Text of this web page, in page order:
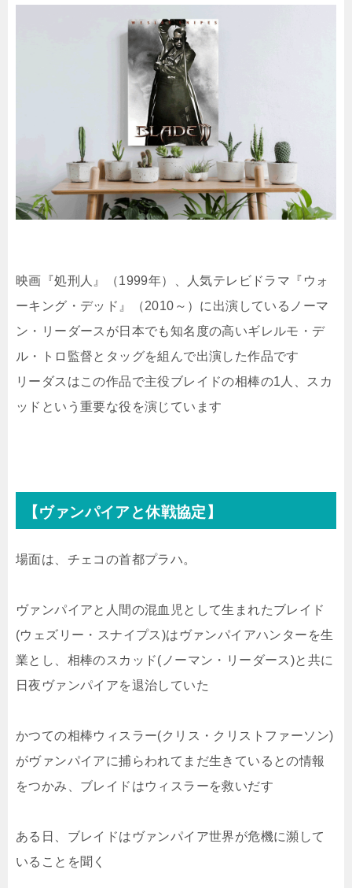
映画『処刑人』（1999年）、人気テレビドラマ『ウォ
ーキング・デッド』（2010～）に出演しているノーマ
ン・リーダースが日本でも知名度の高いギレルモ・デ
ル・トロ監督とタッグを組んで出演した作品です
リーダスはこの作品で主役ブレイドの相棒の1人、スカ
ッドという重要な役を演じています
【ヴァンパイアと休戦協定】
場面は、チェコの首都プラハ。
ヴァンパイアと人間の混血児として生まれたブレイド
(ウェズリー・スナイプス)はヴァンパイアハンターを生
業とし、相棒のスカッド(ノーマン・リーダース)と共に
日夜ヴァンパイアを退治していた
かつての相棒ウィスラー(クリス・クリストファーソン)
がヴァンパイアに捕らわれてまだ生きているとの情報
をつかみ、ブレイドはウィスラーを救いだす
ある日、ブレイドはヴァンパイア世界が危機に瀕して
いることを聞く